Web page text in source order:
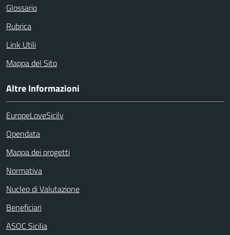
Glossario
Rubrica
Link Utili
Mappa del Sito
Altre Informazioni
EuropeLoveSicily
Opendata
Mappa dei progetti
Normativa
Nucleo di Valutazione
Beneficiari
ASOC Sicilia